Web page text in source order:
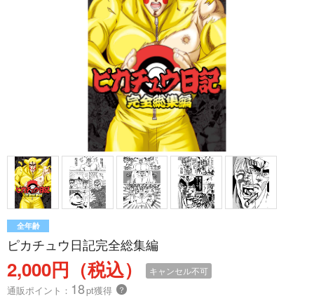
全年齢
ピカチュウ日記完全総集編
2,000円（税込） キャンセル不可
通販ポイント： 18pt獲得 ？